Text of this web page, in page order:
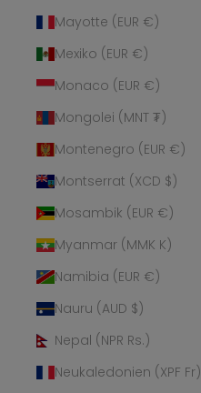
Mayotte (EUR €)
Mexiko (EUR €)
Monaco (EUR €)
Mongolei (MNT ₮)
Montenegro (EUR €)
Montserrat (XCD $)
Mosambik (EUR €)
Myanmar (MMK K)
Namibia (EUR €)
Nauru (AUD $)
Nepal (NPR Rs.)
Neukaledonien (XPF Fr)